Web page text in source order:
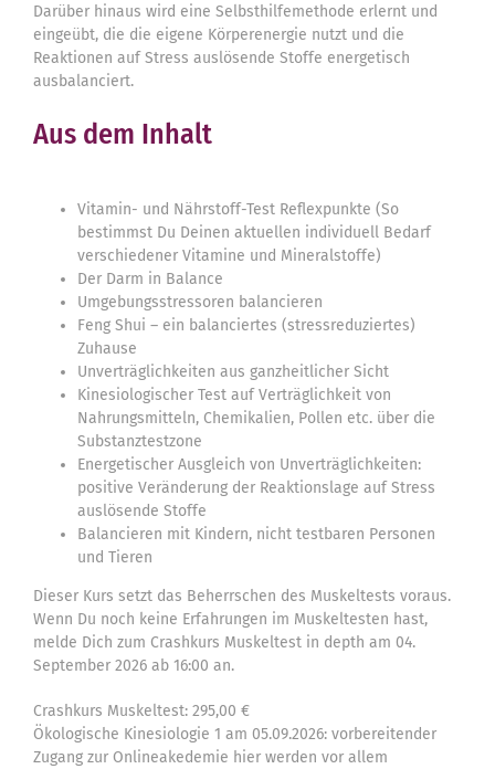
Darüber hinaus wird eine Selbsthilfemethode erlernt und
eingeübt, die die eigene Körperenergie nutzt und die
Reaktionen auf Stress auslösende Stoffe energetisch
ausbalanciert.
Aus dem Inhalt
Vitamin- und Nährstoff-Test Reflexpunkte (So
bestimmst Du Deinen aktuellen individuell Bedarf
verschiedener Vitamine und Mineralstoffe)
Der Darm in Balance
Umgebungsstressoren balancieren
Feng Shui – ein balanciertes (stressreduziertes)
Zuhause
Unverträglichkeiten aus ganzheitlicher Sicht
Kinesiologischer Test auf Verträglichkeit von
Nahrungsmitteln, Chemikalien, Pollen etc. über die
Substanztestzone
Energetischer Ausgleich von Unverträglichkeiten:
positive Veränderung der Reaktionslage auf Stress
auslösende Stoffe
Balancieren mit Kindern, nicht testbaren Personen
und Tieren
Dieser Kurs setzt das Beherrschen des Muskeltests voraus.
Wenn Du noch keine Erfahrungen im Muskeltesten hast,
melde Dich zum Crashkurs Muskeltest in depth am 04.
September 2026 ab 16:00 an.
Crashkurs Muskeltest: 295,00 €
Ökologische Kinesiologie 1 am 05.09.2026: vorbereitender
Zugang zur Onlineakedemie hier werden vor allem